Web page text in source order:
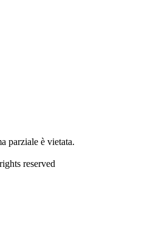
parziale è vietata.
reserved